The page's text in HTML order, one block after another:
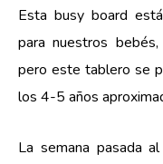
Esta busy board
para nuestros
pero este tablero se
los 4-5 años
La semana pasada